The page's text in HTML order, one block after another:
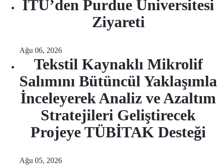
İTÜ’den Purdue Üniversitesi
Ziyareti
Ağu 06, 2026
Tekstil Kaynaklı Mikrolif
Salımını Bütüncül Yaklaşımla
İnceleyerek Analiz ve Azaltım
Stratejileri Geliştirecek
Projeye TÜBİTAK Desteği
Ağu 05, 2026